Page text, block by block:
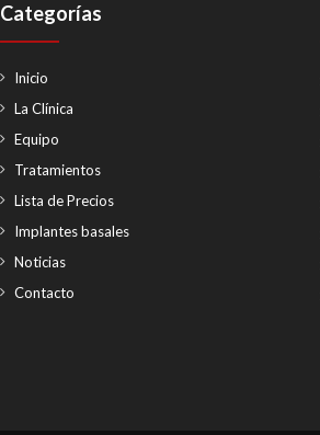
Categorías
Inicio
La Clínica
Equipo
Tratamientos
Lista de Precios
Implantes basales
Noticias
Contacto